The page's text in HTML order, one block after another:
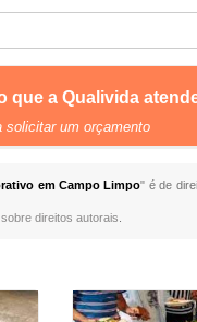
que a Qualivida
solicitar um orçamento
em Campo Limpo" é de
direitos autorais